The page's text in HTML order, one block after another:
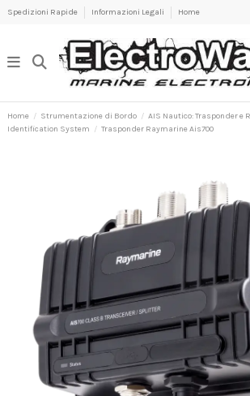
Spedizioni Rapide Informazioni Legali Home
Home Strumentazione di Bordo
AIS Nautico: Trasponder e
Identification System
Trasponder Raymarine Ais700